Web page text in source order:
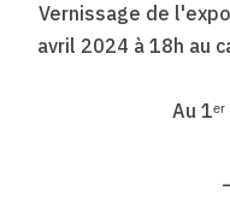
Vernissage de
avril 2024 à 18h au
Au